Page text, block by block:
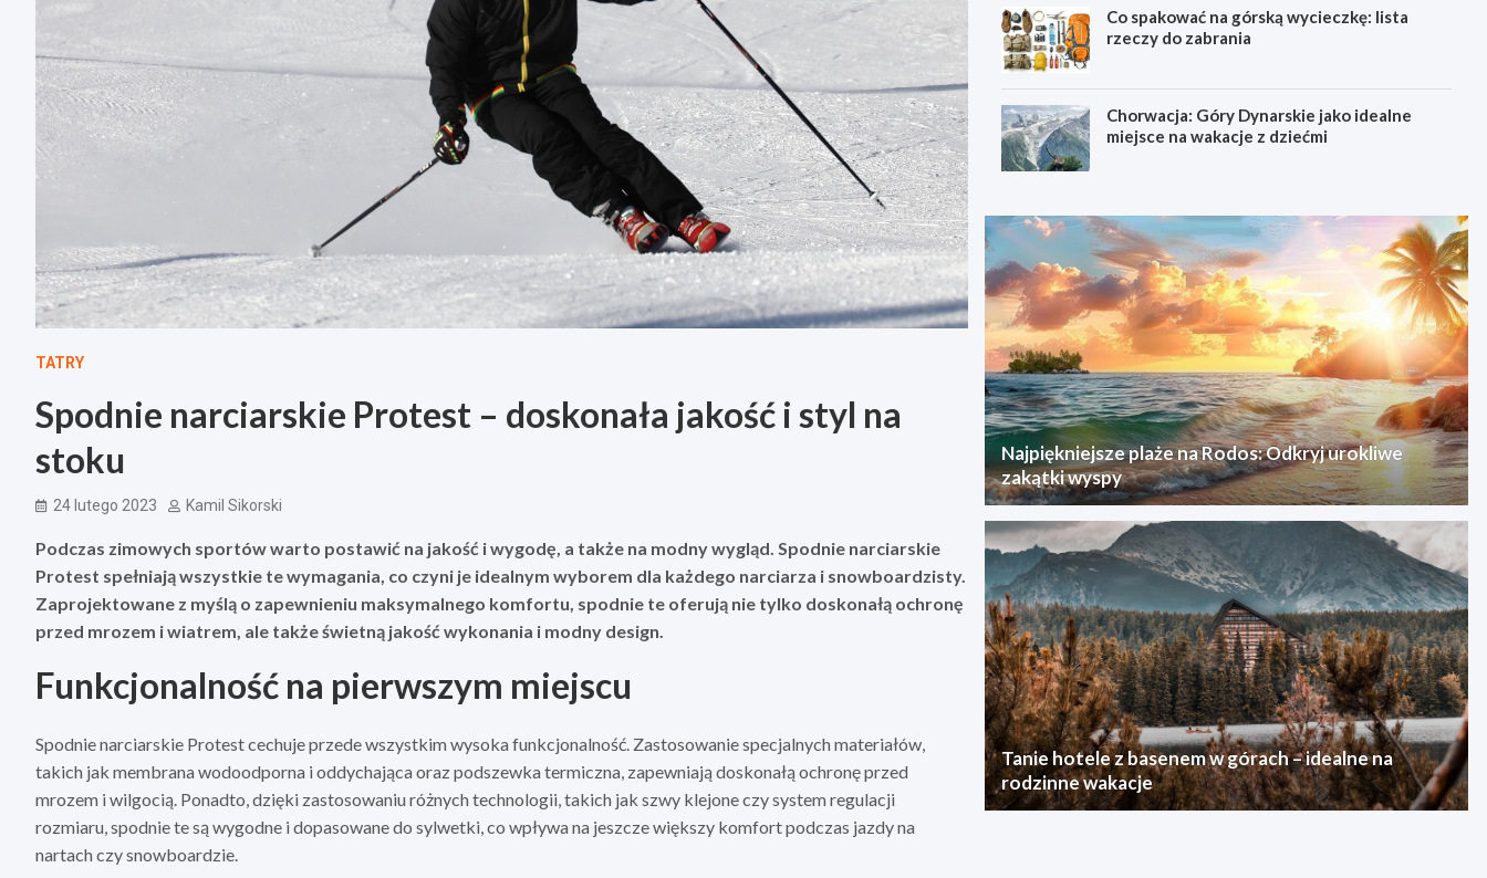
TATRY
Spodnie narciarskie Protest – doskonała jakość i styl na
stoku
24 lutego 2023 Kamil Sikorski
Podczas zimowych sportów warto postawić na jakość i wygodę, a także na modny wygląd. Spodnie narciarskie
Protest spełniają wszystkie te wymagania, co czyni je idealnym wyborem dla każdego narciarza i snowboardzisty.
Zaprojektowane z myślą o zapewnieniu maksymalnego komfortu, spodnie te oferują nie tylko doskonałą ochronę
przed mrozem i wiatrem, ale także świetną jakość wykonania i modny design.
Funkcjonalność na pierwszym miejscu
Spodnie narciarskie Protest cechuje przede wszystkim wysoka funkcjonalność. Zastosowanie specjalnych materiałów,
takich jak membrana wodoodporna i oddychająca oraz podszewka termiczna, zapewniają doskonałą ochronę przed
mrozem i wilgocią. Ponadto, dzięki zastosowaniu różnych technologii, takich jak szwy klejone czy system regulacji
rozmiaru, spodnie te są wygodne i dopasowane do sylwetki, co wpływa na jeszcze większy komfort podczas jazdy na
nartach czy snowboardzie.
Co spakować na górską wycieczkę: lista
rzeczy do zabrania
Chorwacja: Góry Dynarskie jako idealne
miejsce na wakacje z dziećmi
Najpiękniejsze plaże na Rodos: Odkryj urokliwe
zakątki wyspy
Tanie hotele z basenem w górach – idealne na
rodzinne wakacje